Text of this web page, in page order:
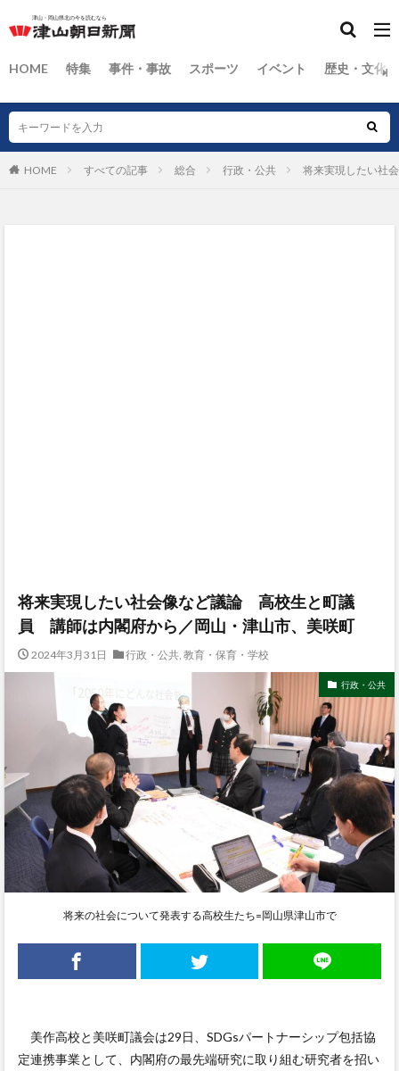
HOME 特集 事件・事故 スポーツ イベント 歴史・文化
HOME すべての記事 総合 行政・公共 将来実現したい社
将来実現したい社会像など議論 高校生と町議
員 講師は内閣府から／岡山・津山市、美咲町
2024年3月31日 行政・公共, 教育・保育・学校
行政・公共
将来の社会について発表する高校生たち=岡山県津山市で
美作高校と美咲町議会は29日、SDGsパートナーシップ包括協
定連携事業として、内閣府の最先端研究に取り組む研究者を招い